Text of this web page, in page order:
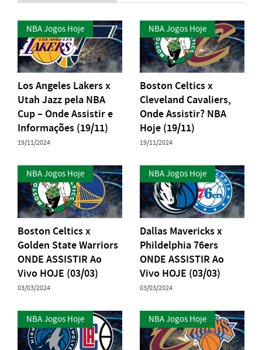
NBA Jogos Hoje
Los Angeles Lakers x
Utah Jazz pela NBA
Cup – Onde Assistir e
Informações (19/11)
19/11/2024
NBA Jogos Hoje
Boston Celtics x
Cleveland Cavaliers,
Onde Assistir? NBA
Hoje (19/11)
19/11/2024
NBA Jogos Hoje
Boston Celtics x
Golden State Warriors
ONDE ASSISTIR Ao
Vivo HOJE (03/03)
03/03/2024
NBA Jogos Hoje
Dallas Mavericks x
Phildelphia 76ers
ONDE ASSISTIR Ao
Vivo HOJE (03/03)
03/03/2024
NBA Jogos Hoje NBA Jogos Hoje